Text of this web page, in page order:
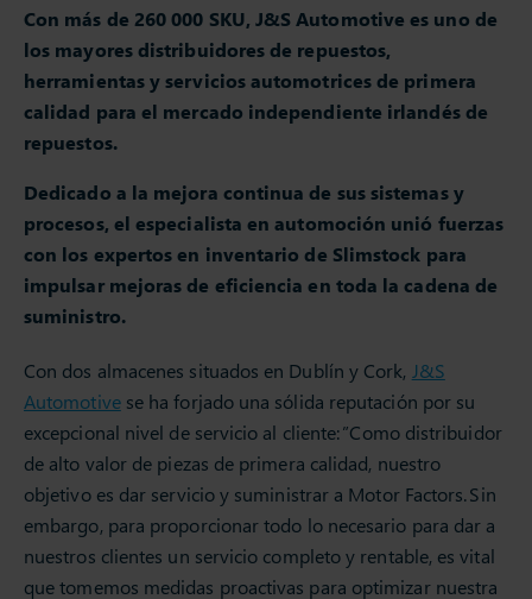
Con más de 260 000 SKU, J&S Automotive es uno de
los mayores distribuidores de repuestos,
herramientas y servicios automotrices de primera
calidad para el mercado independiente irlandés de
repuestos.
Dedicado a la mejora continua de sus sistemas y
procesos, el especialista en automoción unió fuerzas
con los expertos en inventario de Slimstock para
impulsar mejoras de eficiencia en toda la cadena de
suministro.
Con dos almacenes situados en Dublín y Cork, J&S
Automotivese ha forjado una sólida reputación por su
excepcional nivel de servicio al cliente: ”Como distribuidor
de alto valor de piezas de primera calidad, nuestro
objetivo es dar servicio y suministrar a Motor Factors. Sin
embargo, para proporcionar todo lo necesario para dar a
nuestros clientes un servicio completo y rentable, es vital
que tomemos medidas proactivas para optimizar nuestra